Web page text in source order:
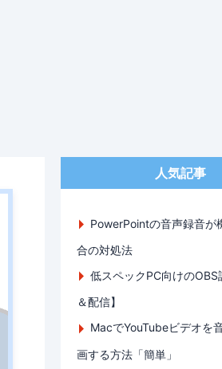
人気記事
PowerPointの音声録音が
合の対処法
低スペックPC向けのOBS
＆配信】
MacでYouTubeビデオを
画する方法「簡単」